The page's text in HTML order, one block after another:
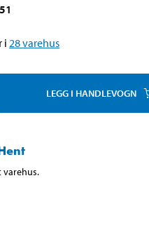
i 28varehus
LEGG I HANDLEVOGN
varehus.